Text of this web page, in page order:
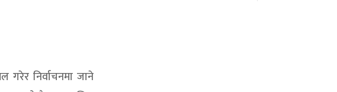
गरेर निर्वाचनमा जाने